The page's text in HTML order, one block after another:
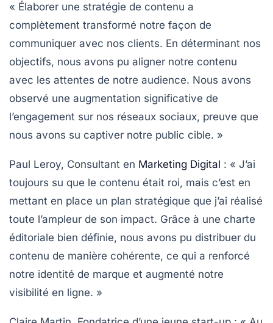
« Élaborer une stratégie de contenu a
complètement transformé notre façon de
communiquer avec nos clients. En déterminant nos
objectifs, nous avons pu aligner notre contenu
avec les attentes de notre audience. Nous avons
observé une augmentation significative de
l’engagement sur nos réseaux sociaux, preuve que
nous avons su captiver notre public cible. »
Paul Leroy, Consultant en Marketing Digital : « J’ai
toujours su que le contenu était roi, mais c’est en
mettant en place un plan stratégique que j’ai réalisé
toute l’ampleur de son impact. Grâce à une charte
éditoriale bien définie, nous avons pu distribuer du
contenu de manière cohérente, ce qui a renforcé
notre identité de marque et augmenté notre
visibilité en ligne. »